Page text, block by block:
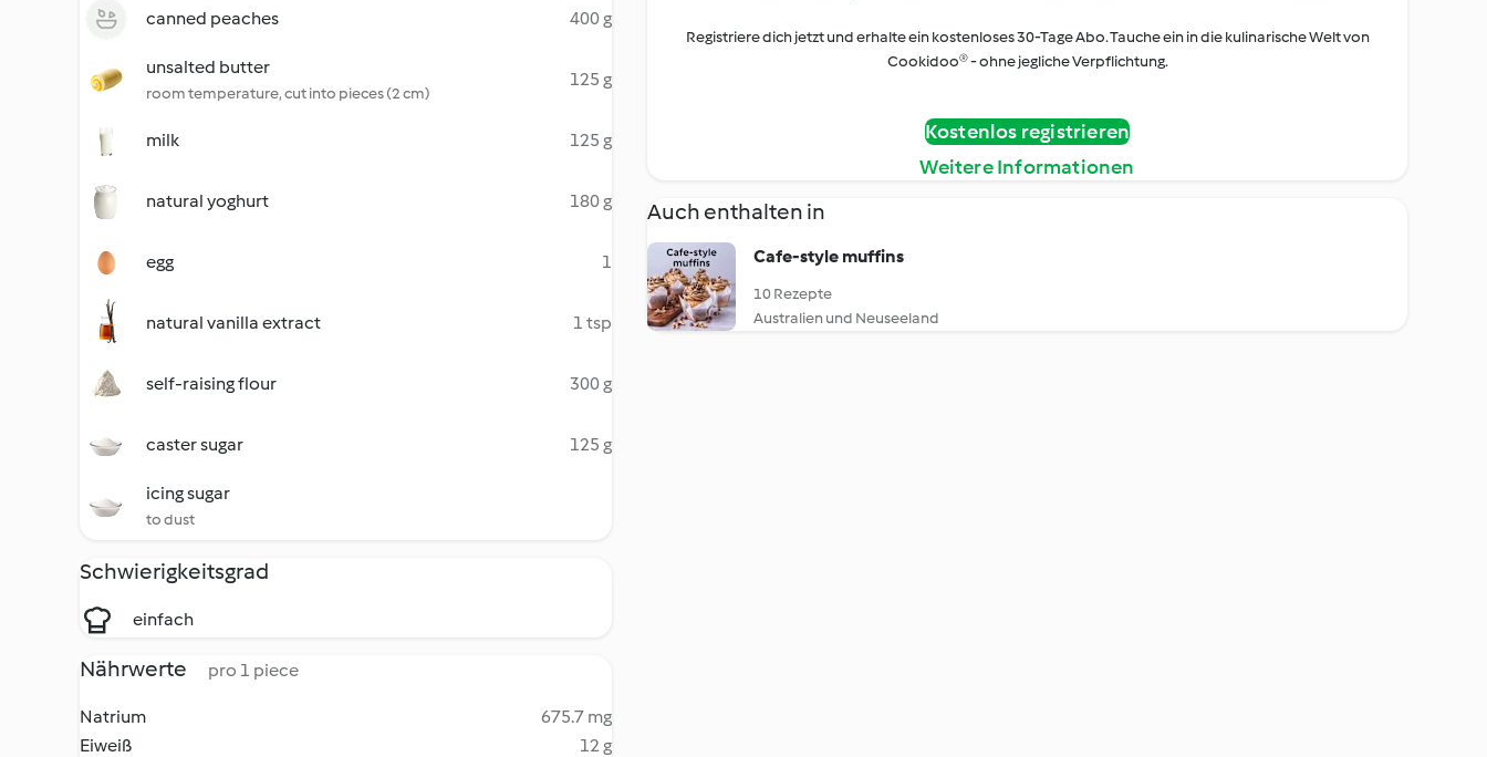
canned peaches 400 g
unsalted butter
room temperature, cut into pieces (2 cm)
125 g
milk 125 g
natural yoghurt 180 g
egg 1
natural vanilla extract 1 tsp
self-raising flour 300 g
caster sugar 125 g
icing sugar
to dust
Schwierigkeitsgrad
einfach
Nährwerte pro 1 piece
Natrium
675.7 mg
Eiweiß
12 g
Registriere dich jetzt und erhalte ein kostenloses 30-Tage Abo. Tauche ein in die kulinarische Welt von
Cookidoo® - ohne jegliche Verpflichtung.
Kostenlos registrieren
Weitere Informationen
Auch enthalten in
Cafe-style muffins
10 Rezepte
Australien und Neuseeland